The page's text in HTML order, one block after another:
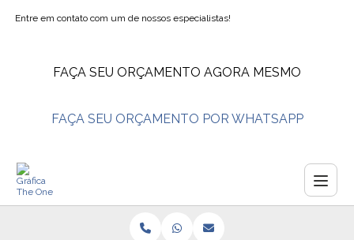
Entre em contato com um de nossos especialistas!
FAÇA SEU ORÇAMENTO AGORA MESMO
FAÇA SEU ORÇAMENTO POR WHATSAPP